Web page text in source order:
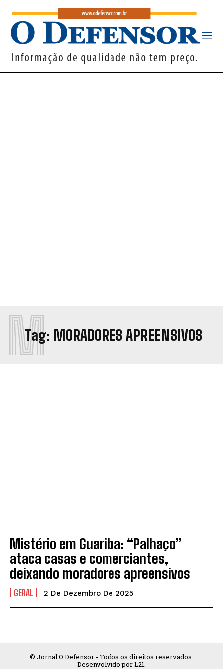
Tag: MORADORES APREENSIVOS
M
Mistério em Guariba: “Palhaço”
ataca casas e comerciantes,
deixando moradores apreensivos
GERAL 2 De Dezembro De 2025
© Jornal O Defensor - Todos os direitos reservados.
Desenvolvido por L21.